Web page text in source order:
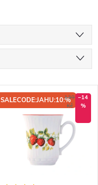
SALECODE:JAHU:10:%139
Kč
–14
%